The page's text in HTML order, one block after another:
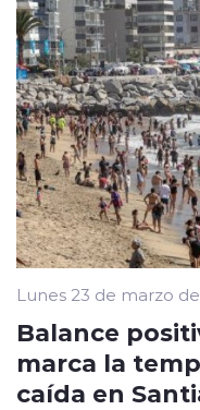
Lunes 23 de marzo
Balance
marca la
caída en